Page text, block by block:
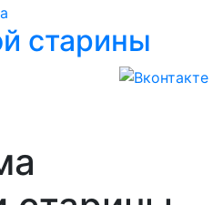
старины